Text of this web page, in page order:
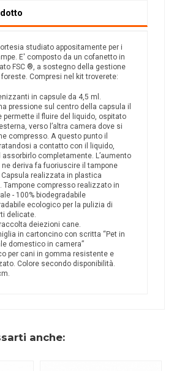
studiato appositamente per i
E' composto da un cofanetto in
FSC ®, a sostegno della gestione
Compresi nel kit troverete:
in capsule da 4,5 ml.
pressione sul centro della capsula il
permette il fluire del liquido, ospitato
verso l’altra camera dove si
compresso. A questo punto il
a contatto con il liquido,
completamente. L’aumento
ne deriva fa fuoriuscire il tampone
realizzata in plastica
Tampone compresso realizzato in
- 100% biodegradabile
ecologico per la pulizia di
delicate.
deiezioni cane.
in cartoncino con scritta “Pet in
domestico in camera”
per cani in gomma resistente e
Colore secondo disponibilità.
anche: